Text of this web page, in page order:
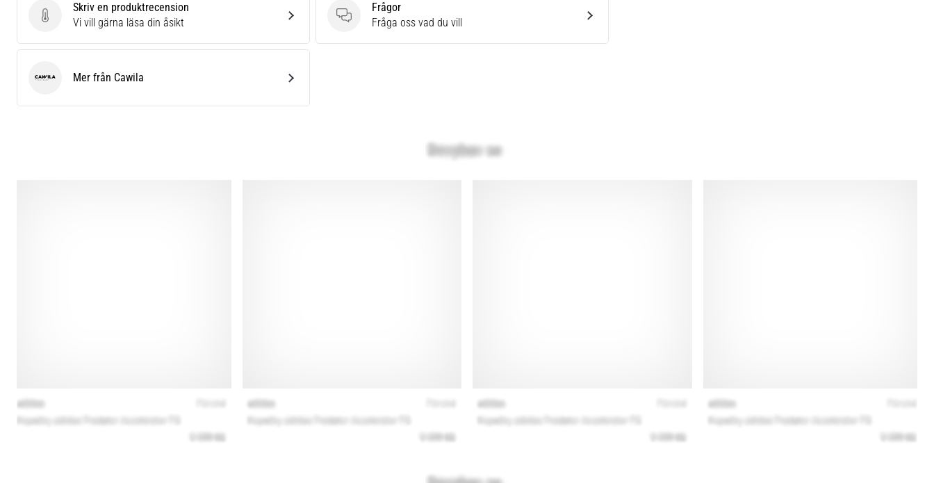
Skriv en produktrecension
Skriv en produktrecension
Vi vill gärna läsa din åsikt
Frågor
Frågor
Fråga oss vad du vill
Cawila Mer från Cawila